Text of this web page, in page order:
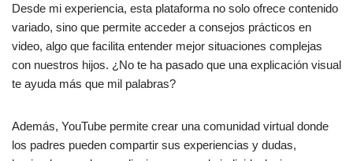
Desde mi experiencia, esta plataforma no solo ofrece contenido
variado, sino que permite acceder a consejos prácticos en
video, algo que facilita entender mejor situaciones complejas
con nuestros hijos. ¿No te ha pasado que una explicación visual
te ayuda más que mil palabras?
Además, YouTube permite crear una comunidad virtual donde
los padres pueden compartir sus experiencias y dudas,